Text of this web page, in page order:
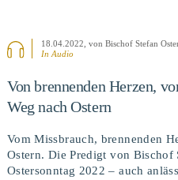
18.04.2022 , von Bischof Stefan
In Audio
Von brennenden Herzen,
Weg nach Ostern
Vom Missbrauch, brennenden
Ostern. Die Predigt von Bischof
Ostersonntag 2022 – auch